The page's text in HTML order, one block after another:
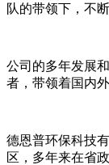
队的带领下，不
公司的多年发展
者，带领着国内
德恩普环保科技
区，多年来在省